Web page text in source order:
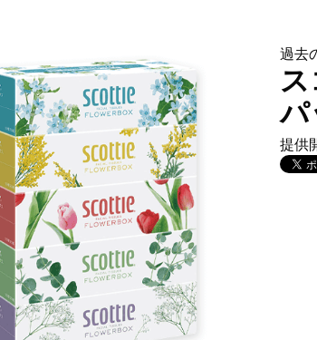
過去
パ
提供